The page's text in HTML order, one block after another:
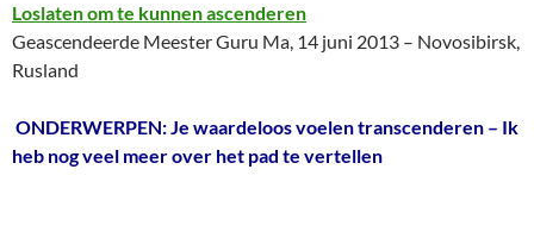
Loslaten om te kunnen ascenderen
Geascendeerde Meester Guru Ma, 14 juni 2013 – Novosibirsk,
Rusland
ONDERWERPEN: Je waardeloos voelen transcenderen – Ik
heb nog veel meer over het pad te vertellen